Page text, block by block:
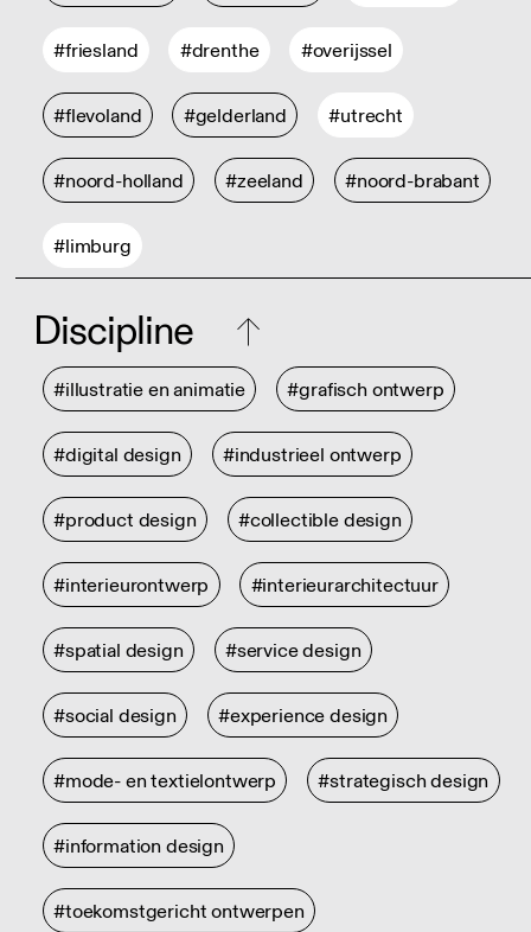
#friesland #drenthe #overijssel
#flevoland #gelderland #utrecht
#noord-holland #zeeland #noord-brabant
#limburg
Discipline
#illustratie en animatie #grafisch ontwerp
#digital design #industrieel ontwerp
#product design #collectible design
#interieurontwerp #interieurarchitectuur
#spatial design #service design
#social design #experience design
#mode- en textielontwerp #strategisch design
#information design
#toekomstgericht ontwerpen